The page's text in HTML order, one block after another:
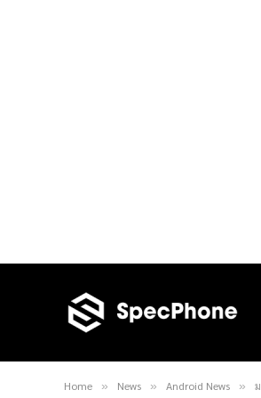
Home » News » Android News »